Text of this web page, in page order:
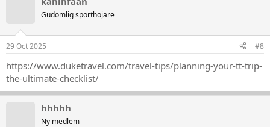
Gudomlig sporthojare
29 Oct 2025 #8
https://www.duketravel.com/travel-tips/planning-your-tt-trip-
the-ultimate-checklist/
hhhhh
Ny medlem